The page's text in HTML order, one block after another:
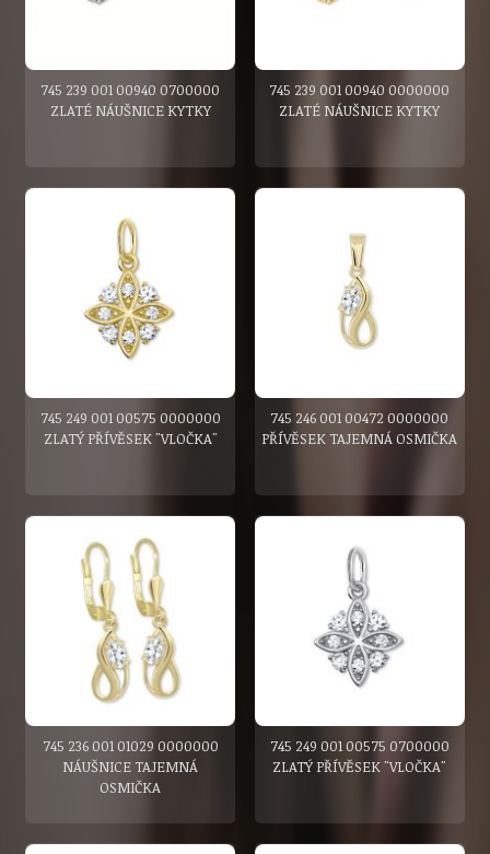
745 239 001 00940 0700000
ZLATÉ NÁUŠNICE KYTKY
745 239 001 00940 0000000
ZLATÉ NÁUŠNICE KYTKY
745 249 001 00575 0000000
ZLATÝ PŘÍVĚSEK "VLOČKA"
745 246 001 00472 0000000
PŘÍVĚSEK TAJEMNÁ OSMIČKA
745 236 001 01029 0000000
NÁUŠNICE TAJEMNÁ
OSMIČKA
745 249 001 00575 0700000
ZLATÝ PŘÍVĚSEK "VLOČKA"